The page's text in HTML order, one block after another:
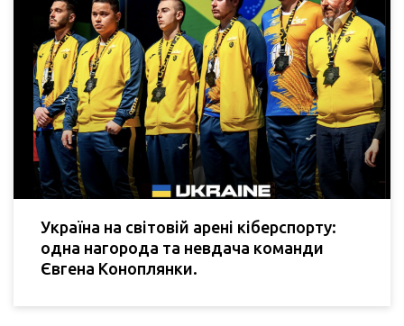
Україна на світовій арені кіберспорту:
одна нагорода та невдача команди
Євгена Коноплянки.